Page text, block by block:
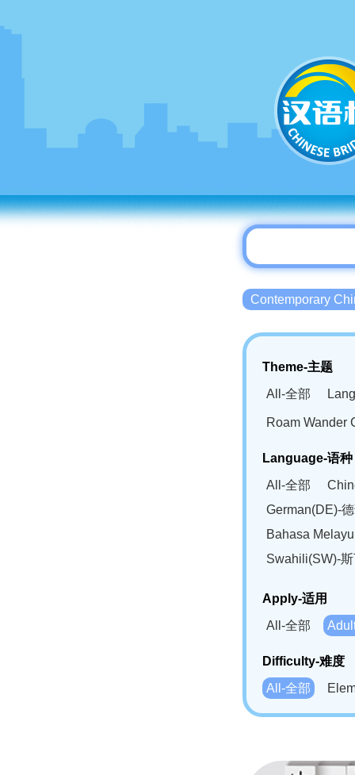
Contemporary
Theme-主题
All-全部
Roam Wander
Language-语种
All-全部
German(DE)-
Bahasa
Swahili(SW)-
Apply-适用
All-全部
Difficulty-难度
All-全部